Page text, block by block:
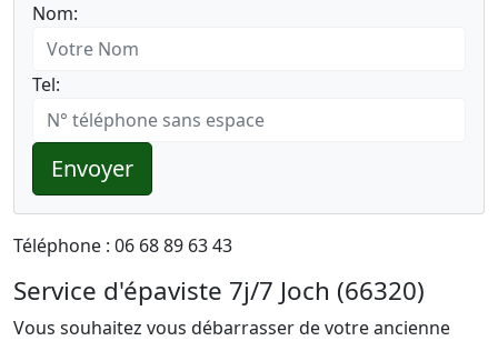
Nom:
Tel:
Envoyer
Téléphone : 06 68 89 63 43
Service d'épaviste 7j/7 Joch (66320)
Vous souhaitez vous débarrasser de votre ancienne